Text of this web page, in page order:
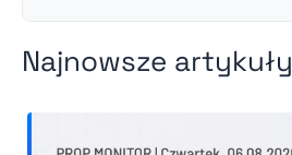
Najnowsze artykuły